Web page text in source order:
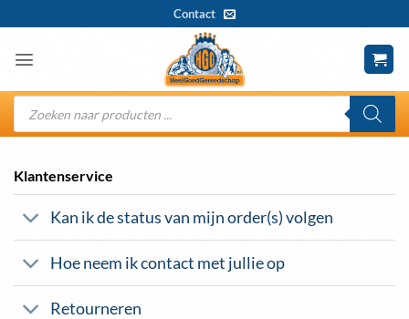
naar
inhoud
Contact
Producten
zoeken
Klantenservice
Kan ik de status van mijn order(s) volgen
Hoe neem ik contact met jullie op
Retourneren